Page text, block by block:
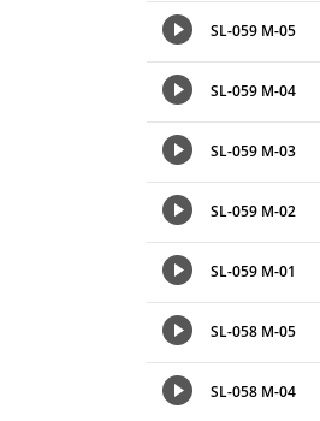
SL-059 M-05
SL-059 M-04
SL-059 M-03
SL-059 M-02
SL-059 M-01
SL-058 M-05
SL-058 M-04